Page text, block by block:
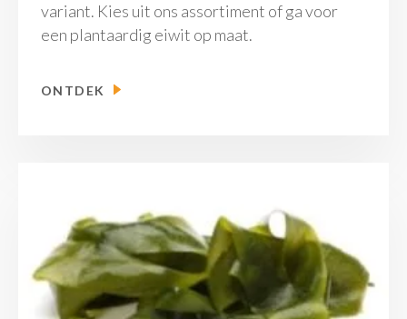
variant. Kies uit ons assortiment of ga voor
een plantaardig eiwit op maat.
ONTDEK